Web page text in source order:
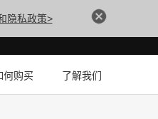
隐私政策>
何购买 了解我们